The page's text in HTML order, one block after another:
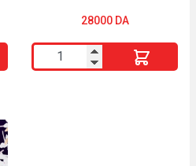
28000 DA
quantité
de